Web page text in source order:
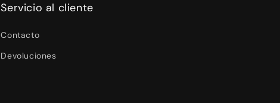
Servicio al cliente
Contacto
Devoluciones